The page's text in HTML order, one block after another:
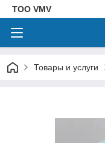
ТОО VMV
Товары и услуги